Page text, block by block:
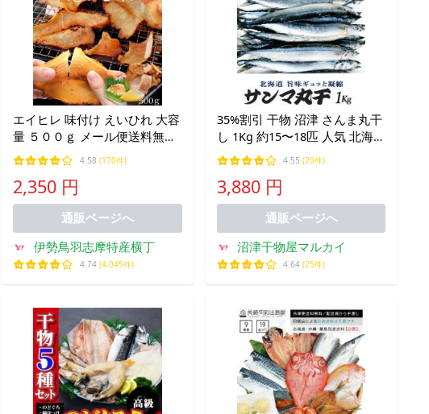
エイヒレ 味付け えいひれ 大容
量 ５００ｇ メール便送料無料
おつまみ 珍味 肉厚
4.58 (170件)
2,350 円
通販ページへ
伊勢鳥羽志摩特産横丁
4.74(4,045件)
35%割引 干物 沼津 さんま丸干
し 1Kg 約15〜18匹 人気 北海道
秋刀魚 サンマ 干物セット 炉端
焼き ひもの お買得 ポイント
お中元 爆買
4.55 (20件)
3,880 円
通販ページへ
沼津干物屋マルカイ
4.64 (25件)